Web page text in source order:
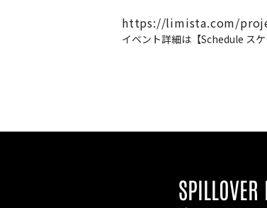
https://limista.com/
イベント詳細は【Schedule ス
SPILLOVER